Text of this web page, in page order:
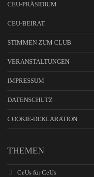
CEU-PRÄSIDIUM
CEU-BEIRAT
STIMMEN ZUM CLUB
VERANSTALTUNGEN
IMPRESSUM
DATENSCHUTZ
COOKIE-DEKLARATION
THEMEN
CeUs für CeUs